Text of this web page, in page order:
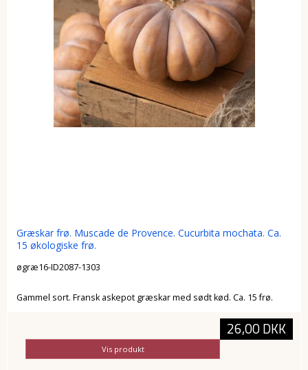
Græskar frø. Muscade de Provence. Cucurbita mochata. Ca.
15 økologiske frø.
øgræ16-ID2087-1303
Gammel sort. Fransk askepot græskar med sødt kød. Ca. 15 frø.
26,00 DKK
Vis produkt